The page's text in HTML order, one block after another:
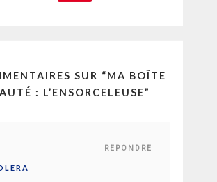
SUR “MA BOÎTE
: L’ENSORCELEUSE”
REPONDRE